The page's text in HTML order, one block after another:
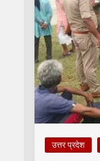
उत्तर प्रदेश